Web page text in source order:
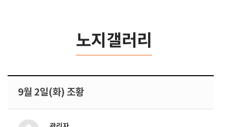
노지갤러리
9월 2일(화) 조황